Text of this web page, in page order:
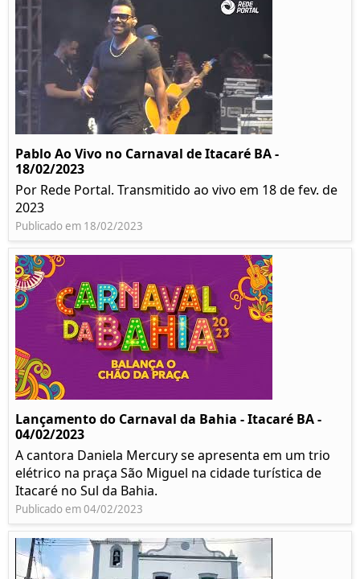
Pablo Ao Vivo no Carnaval de Itacaré BA -
18/02/2023
Por Rede Portal. Transmitido ao vivo em 18 de fev. de
2023
Publicado em 18/02/2023
Lançamento do Carnaval da Bahia - Itacaré BA -
04/02/2023
A cantora Daniela Mercury se apresenta em um trio
elétrico na praça São Miguel na cidade turística de
Itacaré no Sul da Bahia.
Publicado em 04/02/2023